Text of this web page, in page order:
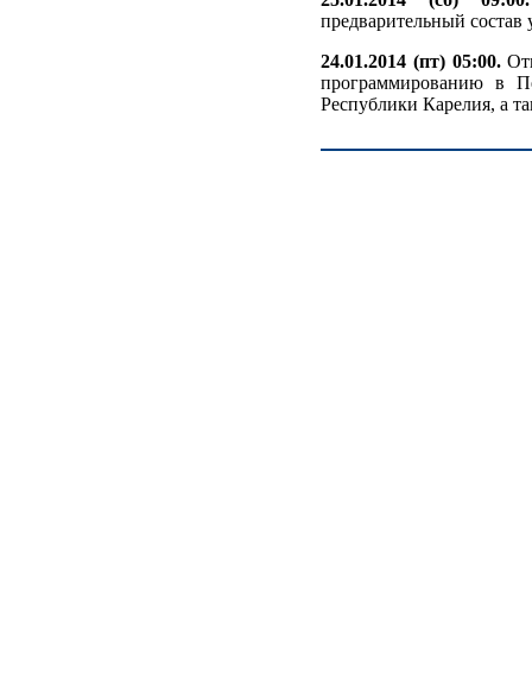
предварительный состав
24.01.2014 (пт) 05:00.
программированию в
Республики Карелия, а